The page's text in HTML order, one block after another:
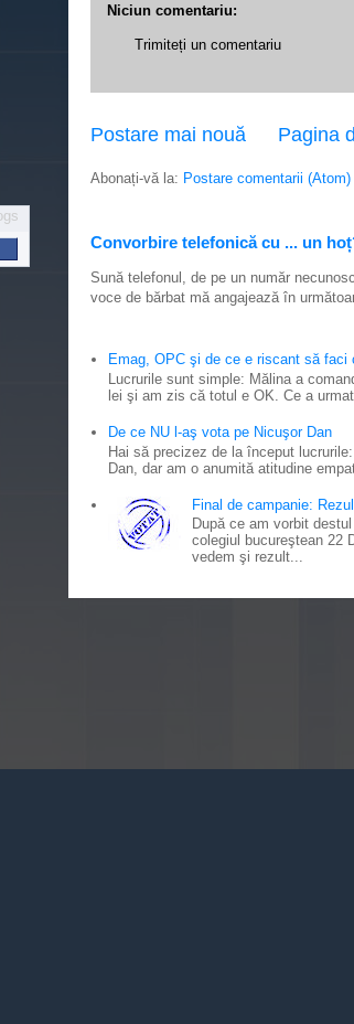
Niciun comentariu:
Trimiteți un comentariu
Postare mai nouă Pagina
Abonați-vă la: Postare comentarii (Atom)
Convorbire telefonică cu ... un
Sună telefonul, de pe un număr
voce de bărbat mă angajează în
Emag, OPC şi de ce e riscant să faci
Lucrurile sunt simple: Mălina a
lei şi am zis că totul e OK. Ce a
De ce NU l-aş vota pe Nicuşor Dan
Hai să precizez de la început
Dan, dar am o anumită atitudine
Final de campanie:
După ce am vorbit
colegiul bucureştean 22
vedem şi rezult...